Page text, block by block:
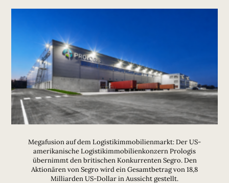
Megafusion auf dem Logistikimmobilienmarkt: Der US-
amerikanische Logistikimmobilienkonzern Prologis
übernimmt den britischen Konkurrenten Segro. Den
Aktionären von Segro wird ein Gesamtbetrag von 18,8
Milliarden US-Dollar in Aussicht gestellt.